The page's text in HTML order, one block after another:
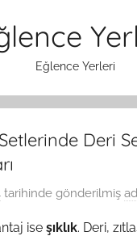
Eğlence Yerleri
Deri
tarihinde gönderilmiş
ise şıklık. Deri,